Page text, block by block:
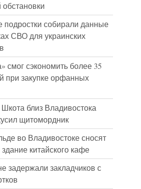
собирали данные
СВО для украинских
смог сэкономить более 35
при закупке орфанных
близ Владивостока
щитомордник
во Владивостоке сносят
китайского кафе
задержали закладчиков с